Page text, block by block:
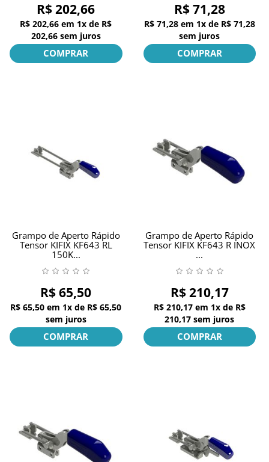
R$ 202,66
R$ 202,66 em 1x de R$
202,66 sem juros
COMPRAR
R$ 71,28
R$ 71,28 em 1x de R$ 71,28
sem juros
COMPRAR
Grampo de Aperto Rápido
Tensor KIFIX KF643 RL
150K...
R$ 65,50
R$ 65,50 em 1x de R$ 65,50
sem juros
COMPRAR
Grampo de Aperto Rápido
Tensor KIFIX KF643 R INOX
...
R$ 210,17
R$ 210,17 em 1x de R$
210,17 sem juros
COMPRAR